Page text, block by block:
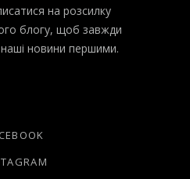
на розсилку
блогу, щоб завжди
новини першими.